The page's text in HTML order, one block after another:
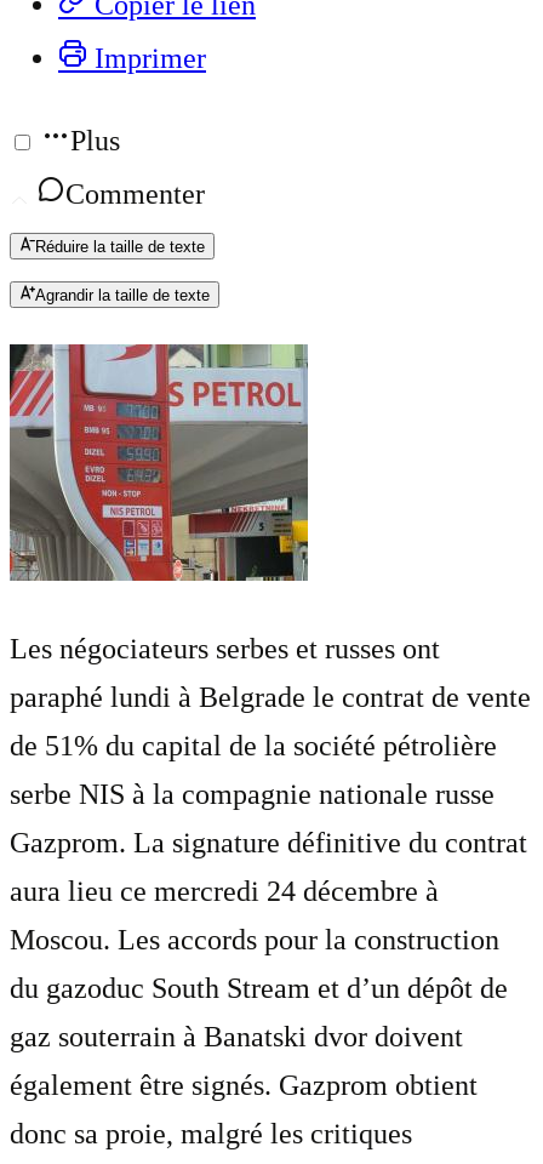
Imprimer
Plus
Commenter
Réduire la taille de texte
Agrandir la taille de texte
Les négociateurs serbes et russes ont
paraphé lundi à Belgrade le contrat de vente
de 51% du capital de la société pétrolière
serbe NIS à la compagnie nationale russe
Gazprom. La signature définitive du contrat
aura lieu ce mercredi 24 décembre à
Moscou. Les accords pour la construction
du gazoduc South Stream et d’un dépôt de
gaz souterrain à Banatski dvor doivent
également être signés. Gazprom obtient
donc sa proie, malgré les critiques